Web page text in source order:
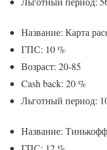
Название: Карта
ГПС: 10 %
Возраст: 20-85
Cash back: 20 %
Льготный период:
Название: